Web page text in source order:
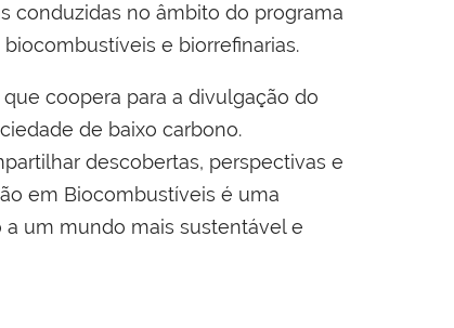
conduzidas no âmbito do programa
e biorrefinarias.
coopera para a divulgação do
de baixo carbono.
descobertas, perspectivas e
em Biocombustíveis é uma
um mundo mais sustentável e